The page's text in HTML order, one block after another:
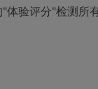
体验评分"检测所